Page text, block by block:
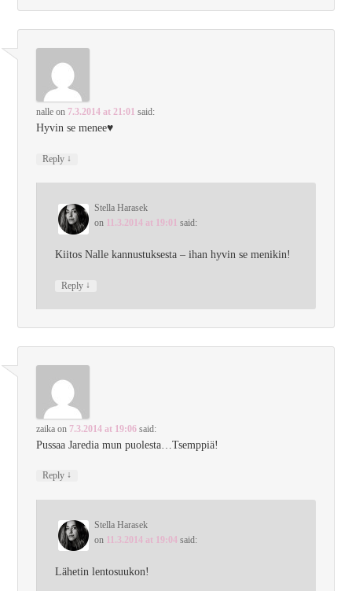
nalle on 7.3.2014 at 21:01 said:
Hyvin se menee♥
Reply ↓
Stella Harasek
on 11.3.2014 at 19:01 said:
Kiitos Nalle kannustuksesta – ihan hyvin se menikin!
Reply ↓
zaika on 7.3.2014 at 19:06 said:
Pussaa Jaredia mun puolesta…Tsemppiä!
Reply ↓
Stella Harasek
on 11.3.2014 at 19:04 said:
Lähetin lentosuukon!